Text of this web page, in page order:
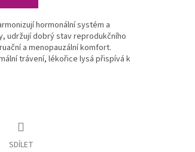
hormonální systém a
udržují dobrý stav reprodukčního
a menopauzální komfort.
trávení, lékořice lysá přispívá k
SDÍLET